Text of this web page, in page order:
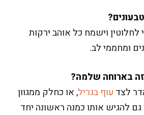
לחלוטין וישמח כל אוהב ירקות
ומחממי לב.
לצד עוף בגריל, או כחלק ממגוון
להגיש אותו כמנה ראשונה יחד